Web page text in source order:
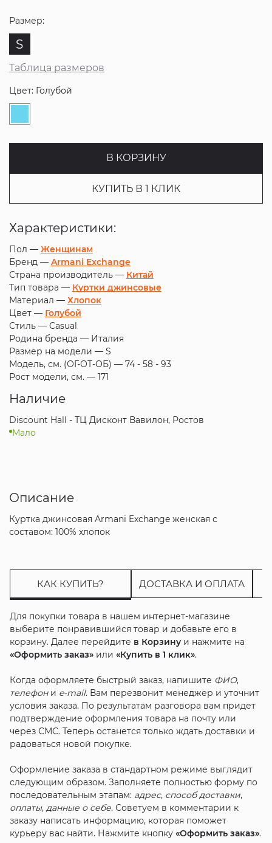
Размер:
S
Таблица размеров
Цвет: Голубой
В КОРЗИНУ
КУПИТЬ В 1 КЛИК
Характеристики:
Пол — Женщинам
Бренд — Armani Exchange
Страна производитель — Китай
Тип товара — Куртки джинсовые
Материал — Хлопок
Цвет — Голубой
Стиль — Casual
Родина бренда — Италия
Размер на модели — S
Модель, см. (ОГ-ОТ-ОБ) — 74 - 58 - 93
Рост модели, см. — 171
Наличие
Discount Hall - ТЦ Дисконт Вавилон, Ростов
Мало
Описание
Куртка джинсовая Armani Exchange женская с
составом: 100% хлопок
КАК КУПИТЬ? ДОСТАВКА И ОПЛАТА
Для покупки товара в нашем интернет-магазине
выберите понравившийся товар и добавьте его в
корзину. Далее перейдите в Корзинуи нажмите на
«Оформить заказ»или «Купить в 1 клик».
Когда оформляете быстрый заказ, напишите ФИО,
телефони e-mail. Вам перезвонит менеджер и уточнит
условия заказа. По результатам разговора вам придет
подтверждение оформления товара на почту или
через СМС. Теперь останется только ждать доставки и
радоваться новой покупке.
Оформление заказа в стандартном режиме выглядит
следующим образом. Заполняете полностью форму по
последовательным этапам: адрес, способ доставки,
оплаты, данные о себе. Советуем в комментарии к
заказу написать информацию, которая поможет
курьеру вас найти. Нажмите кнопку «Оформить заказ».